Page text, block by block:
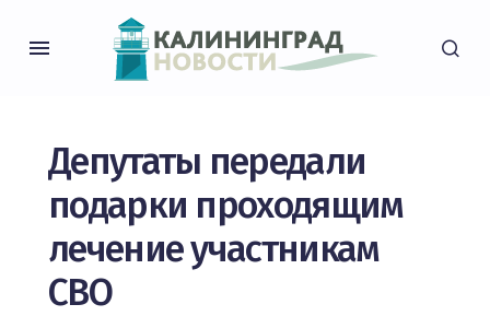
Депутаты передали
подарки проходящим
лечение участникам
СВО